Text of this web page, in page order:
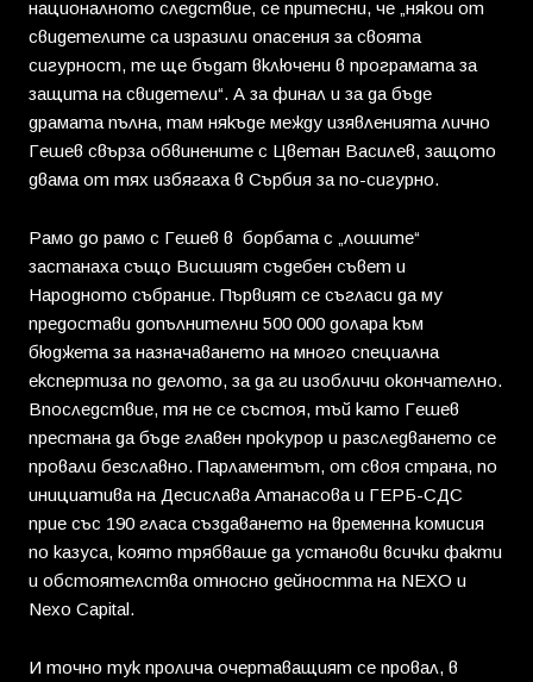
националното следствие, се притесни, че „някои от
свидетелите са изразили опасения за своята
сигурност, те ще бъдат включени в програмата за
защита на свидетели“. А за финал и за да бъде
драмата пълна, там някъде между изявленията лично
Гешев свърза обвинените с Цветан Василев, защото
двама от тях избягаха в Сърбия за по-сигурно.
Рамо до рамо с Гешев в борбата с „лошите“
застанаха също Висшият съдебен съвет и
Народното събрание. Първият се съгласи да му
предостави допълнителни 500 000 долара към
бюджета за назначаването на много специална
експертиза по делото, за да ги изобличи окончателно.
Впоследствие, тя не се състоя, тъй като Гешев
престана да бъде главен прокурор и разследването се
провали безславно. Парламентът, от своя страна, по
инициатива на Десислава Атанасова и ГЕРБ-СДС
прие със 190 гласа създаването на временна комисия
по казуса, която трябваше да установи всички факти
и обстоятелства относно дейността на NEXO и
Nexo Capital.
И точно тук пролича очертаващият се провал, в